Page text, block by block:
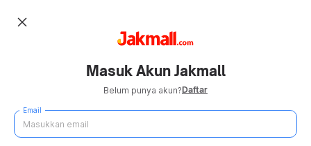
close
Masuk Akun Jakmall
Belum punya akun?Daftar
Email